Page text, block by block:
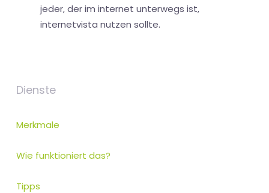
jeder, der im internet unterwegs ist,
internetvista nutzen sollte.
Dienste
Merkmale
Wie funktioniert das?
Tipps